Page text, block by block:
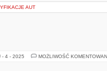
AUT
- 4 - 2025 MOŻLIWOŚĆ